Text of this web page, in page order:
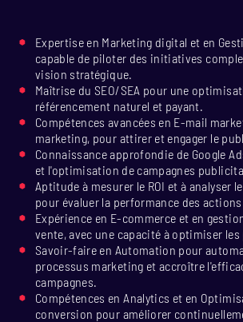
Expertise en Marketing digital et en
capable de piloter des initiatives
vision stratégique.
Maîtrise du SEO/SEA pour une
référencement naturel et payant.
Compétences avancées en E-mail
marketing, pour attirer et engager le
Connaissance approfondie de Google
et l'optimisation de campagnes
Aptitude à mesurer le ROI et à analyser
pour évaluer la performance des
Expérience en E-commerce et en
vente, avec une capacité à optimiser
Savoir-faire en Automation pour
processus marketing et accroître
campagnes.
Compétences en Analytics et en
conversion pour améliorer